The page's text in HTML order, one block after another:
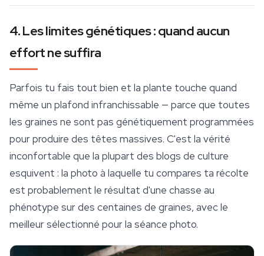
4. Les limites génétiques : quand aucun
effort ne suffira
Parfois tu fais tout bien et la plante touche quand
même un plafond infranchissable — parce que toutes
les graines ne sont pas génétiquement programmées
pour produire des têtes massives. C'est la vérité
inconfortable que la plupart des blogs de culture
esquivent : la photo à laquelle tu compares ta récolte
est probablement le résultat d'une chasse au
phénotype sur des centaines de graines, avec le
meilleur sélectionné pour la séance photo.